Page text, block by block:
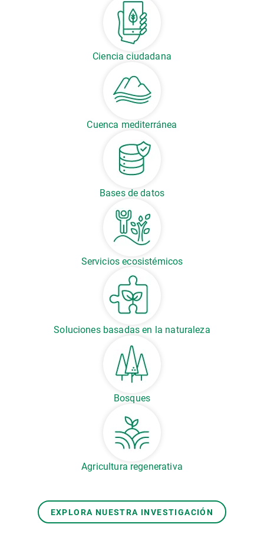
Ciencia ciudadana
Cuenca mediterránea
Bases de datos
Servicios ecosistémicos
Soluciones basadas en la naturaleza
Bosques
Agricultura regenerativa
EXPLORA NUESTRA INVESTIGACIÓN